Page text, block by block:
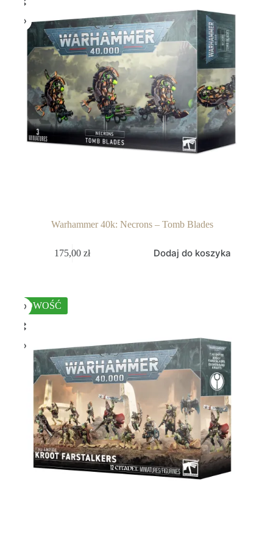
Warhammer 40k: Necrons – Tomb Blades
175,00zł Dodaj do koszyka
NOWOŚĆ